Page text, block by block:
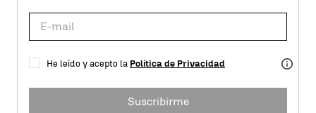
He leído y acepto la Política de Privacidad
Suscribirme